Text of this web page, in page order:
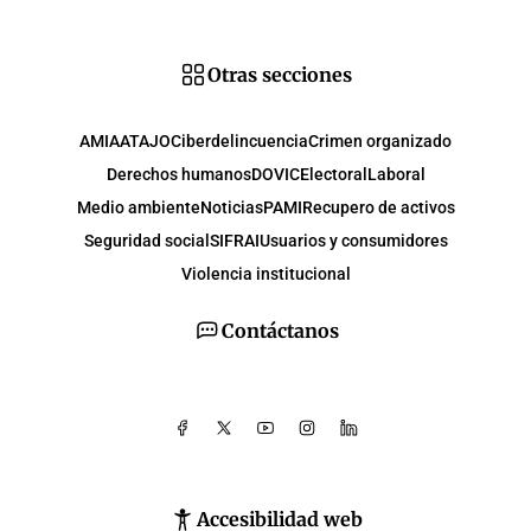
Contáctanos
Accesibilidad web
Otras secciones
AMIAATAJOCiberdelincuenciaCrimen organizado
Derechos humanosDOVICElectoral Laboral
Medio ambienteNoticiasPAMIRecupero de activos
Seguridad social SIFRAIUsuarios y consumidores
Violencia institucional